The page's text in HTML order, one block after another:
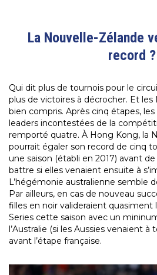
La Nouvelle-Zélande
record ?
Qui dit plus de tournois pour le
plus de victoires à décrocher. Et les
bien compris. Après cinq étapes,
leaders incontestées de la
remporté quatre. À Hong Kong, la
pourrait égaler son record de cinq
une saison (établi en 2017) avant
battre si elles venaient ensuite à
L’hégémonie australienne semble
Par ailleurs, en cas de nouveau
filles en noir valideraient quasiment
Series cette saison avec un
l’Australie (si les Aussies venaient à
avant l’étape française.